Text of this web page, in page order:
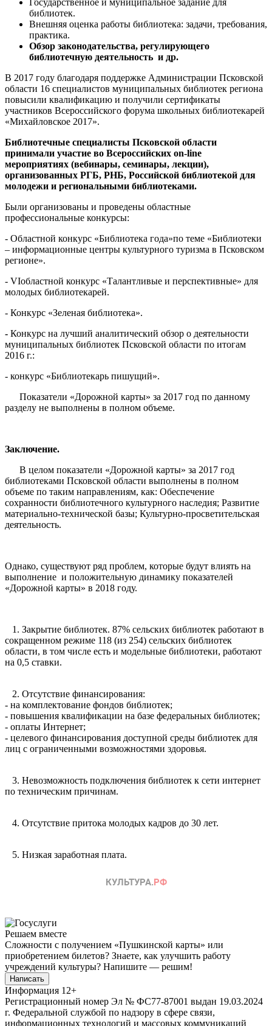
библиотек.
Внешняя оценка работы библиотека: задачи, требования,
практика.
Обзор законодательства, регулирующего
библиотечную деятельность и др.
В 2017 году благодаря поддержке Администрации Псковской
области 16 специалистов муниципальных библиотек региона
повысили квалификацию и получили сертификаты
участников Всероссийского форума школьных библиотекарей
«Михайловское 2017».
Библиотечные специалисты Псковской области
принимали участие во Всероссийских on-line
мероприятиях (вебинары, семинары, лекции),
организованных РГБ, РНБ, Российской библиотекой для
молодежи и региональными библиотеками.
Были организованы и проведены областные
профессиональные конкурсы:
- Областной конкурс «Библиотека года»по теме «Библиотеки
– информационные центры культурного туризма в Псковском
регионе».
- VIобластной конкурс «Талантливые и перспективные» для
молодых библиотекарей.
- Конкурс «Зеленая библиотека».
- Конкурс на лучший аналитический обзор о деятельности
муниципальных библиотек Псковской области по итогам
2016 г.:
- конкурс «Библиотекарь пишущий».
Показатели «Дорожной карты» за 2017 год по данному
разделу не выполнены в полном объеме.
Заключение.
В целом показатели «Дорожной карты» за 2017 год
библиотеками Псковской области выполнены в полном
объеме по таким направлениям, как: Обеспечение
сохранности библиотечного культурного наследия; Развитие
материально-технической базы; Культурно-просветительская
деятельность.
Однако, существуют ряд проблем, которые будут влиять на
выполнение и положительную динамику показателей
«Дорожной карты» в 2018 году.
1. Закрытие библиотек. 87% сельских библиотек работают в
сокращенном режиме 118 (из 254) сельских библиотек
области, в том числе есть и модельные библиотеки, работают
на 0,5 ставки.
2. Отсутствие финансирования:
- на комплектование фондов библиотек;
- повышения квалификации на базе федеральных библиотек;
- оплаты Интернет;
- целевого финансирования доступной среды библиотек для
лиц с ограниченными возможностями здоровья.
3. Невозможность подключения библиотек к сети интернет
по техническим причинам.
4. Отсутствие притока молодых кадров до 30 лет.
5. Низкая заработная плата.
Решаем вместе
Сложности с получением «Пушкинской карты» или
приобретением билетов? Знаете, как улучшить работу
учреждений культуры? Напишите — решим!
Написать
Информация 12+
Регистрационный номер Эл № ФС77-87001 выдан 19.03.2024
г. Федеральной службой по надзору в сфере связи,
информационных технологий и массовых коммуникаций